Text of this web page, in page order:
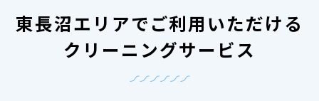
東長沼エリアでご利用いただける
クリーニングサービス